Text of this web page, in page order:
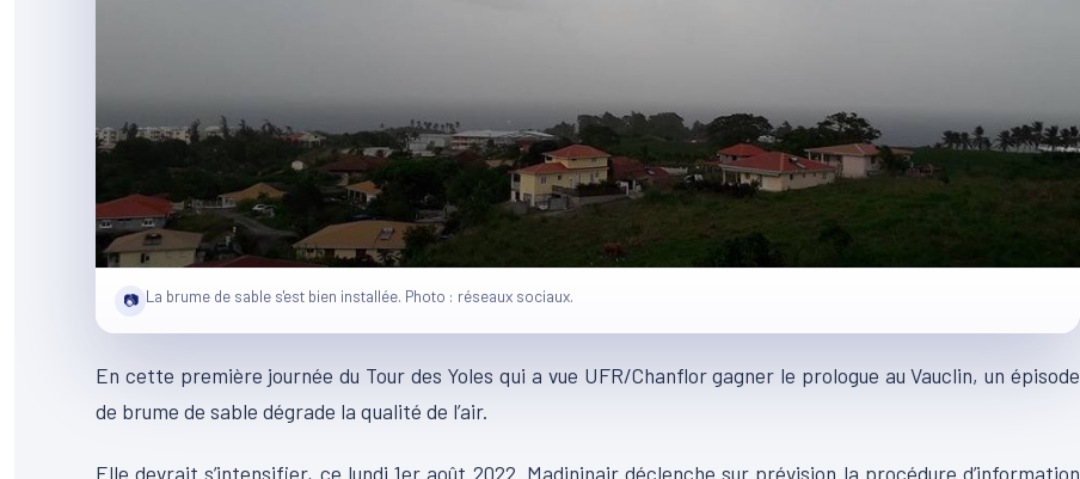
📷 La brume de sable s'est bien installée. Photo : réseaux sociaux.
En cette première journée du Tour des Yoles qui a vue UFR/Chanflor gagner le prologue au Vauclin, un épisode
de brume de sable dégrade la qualité de l’air.
Elle devrait s’intensifier, ce lundi 1er août 2022. Madininair déclenche sur prévision la procédure d’information